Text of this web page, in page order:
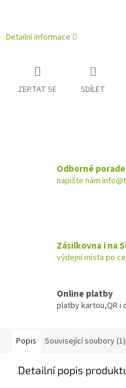
Detailní informace
ZEPTAT SE SDÍLET
Odborné
napište nám
Zásilkovna i na
výdejní místa po
Online platby
platby kartou,QR i
Popis Související soubory (1)
Detailní popis